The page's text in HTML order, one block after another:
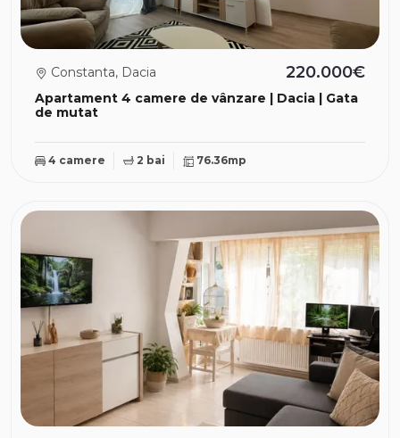
Apartament 4 camere de vânzare | Dacia | Gata
de mutat
Constanta, Dacia 220.000€
4 camere 2 bai 76.36mp